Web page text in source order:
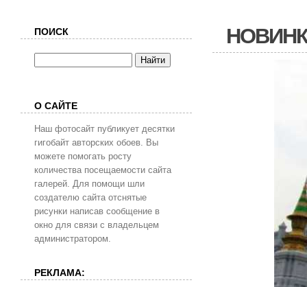
ПОИСК
О САЙТЕ
Наш фотосайт публикует десятки
гигобайт авторских обоев. Вы
можете помогать росту
количества посещаемости сайта
галерей. Для помощи шли
создателю сайта отснятые
рисунки написав сообщение в
окно для связи с владельцем
администратором.
РЕКЛАМА: